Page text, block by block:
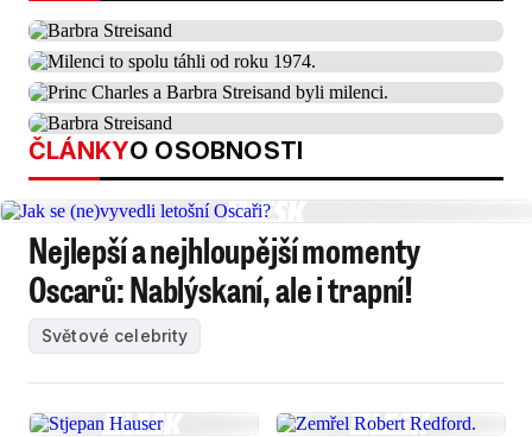
ČLÁNKYO OSOBNOSTI
Nejlepší a nejhloupější momenty
Oscarů: Nablýskaní, ale i trapní!
Světové celebrity